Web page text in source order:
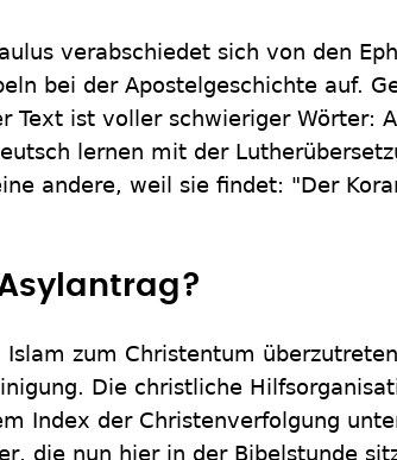
verabschiedet sich von den
bei der Apostelgeschichte auf.
Text ist voller schwieriger Wörter:
lernen mit der
andere, weil sie findet: "Der
zum Christentum
Die christliche
Index der Christenverfolgung
die nun hier in der Bibelstunde